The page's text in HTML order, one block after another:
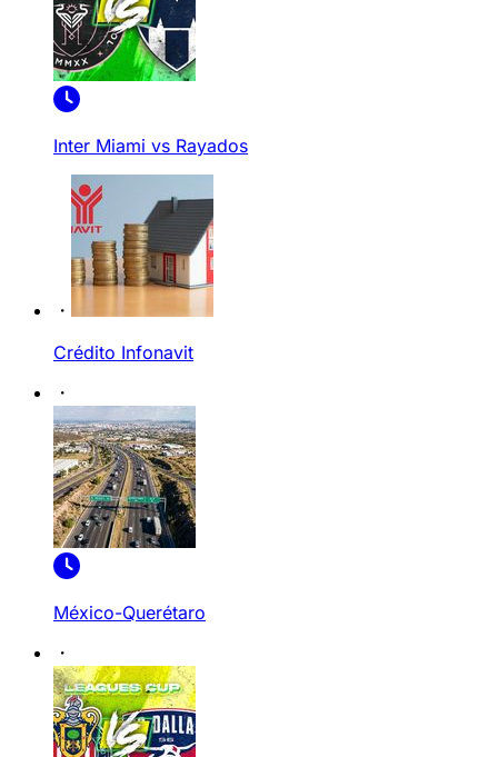
Inter Miami vs Rayados
Crédito Infonavit
México-Querétaro